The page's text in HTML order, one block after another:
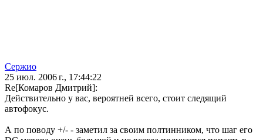
Сержио
25 июл. 2006 г., 17:44:22
Re[Комаров Дмитрий]:
Действительно у вас, вероятней всего, стоит следящий
автофокус.
А по поводу +/- - заметил за своим полтинником, что шаг его